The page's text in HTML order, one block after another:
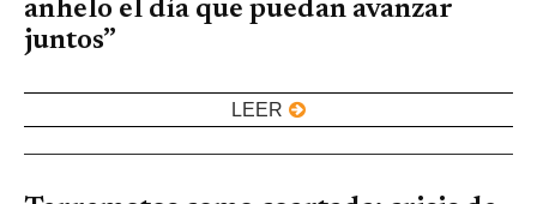
anhelo el día que puedan avanzar
juntos”
LEER